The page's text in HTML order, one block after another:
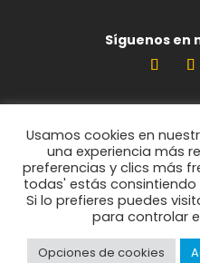
Síguenos en
Estamos
© Vecinos por
Política
Usamos cookies en
una experiencia más
preferencias y clics más
todas' estás consintiendo
Si lo prefieres puedes
para controlar
Opciones de cookies